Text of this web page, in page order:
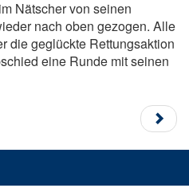
Nätscher von seinen
nach oben gezogen. Alle
die geglückte Rettungsaktion
eine Runde mit seinen